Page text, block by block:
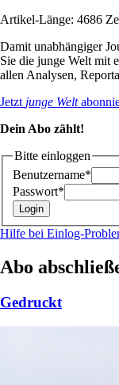
Artikel-Länge: 4686
Damit unabhängiger
Sie die junge Welt mit
allen Analysen,
Jetzt junge Welt
Dein Abo zählt!
Bitte einloggen
Benutzername*
Passwort*
Hilfe bei Einlog-
Abo
Gedruckt